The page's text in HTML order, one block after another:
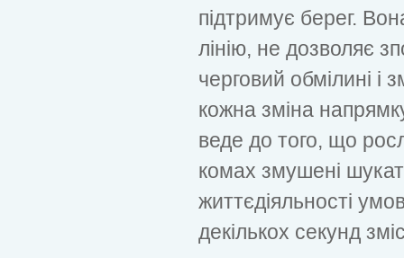
підтримує берег.
лінію, не дозволяє
черговий обмілині і
кожна зміна
веде до того, що
комах змушені
життєдіяльності
декількох секунд